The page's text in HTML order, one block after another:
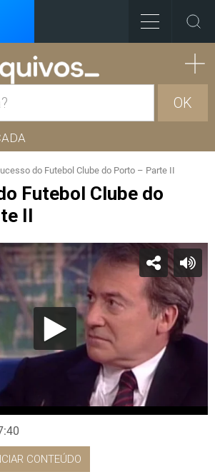
OK
do Futebol Clube do Porto – Parte II
Futebol Clube do
II
CONTEÚDO